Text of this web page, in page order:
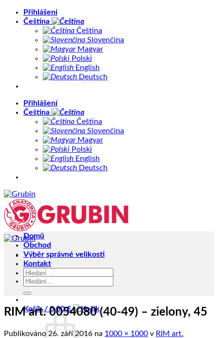
PřeskočitPřihlášení
Čeština
Čeština
Slovenčina
Magyar
Polski
English
Deutsch
Přihlášení
Čeština
Čeština
Slovenčina
Magyar
Polski
English
Deutsch
Hledat:
Košík /0,00€
Domů
Obchod
Výběr správné velikosti
Kontakt
Hledat:
RIM art. 0054080 (40-49) – zielony, 45
Publikováno 26. září 2016 na 1000 × 1000 v RIM art.